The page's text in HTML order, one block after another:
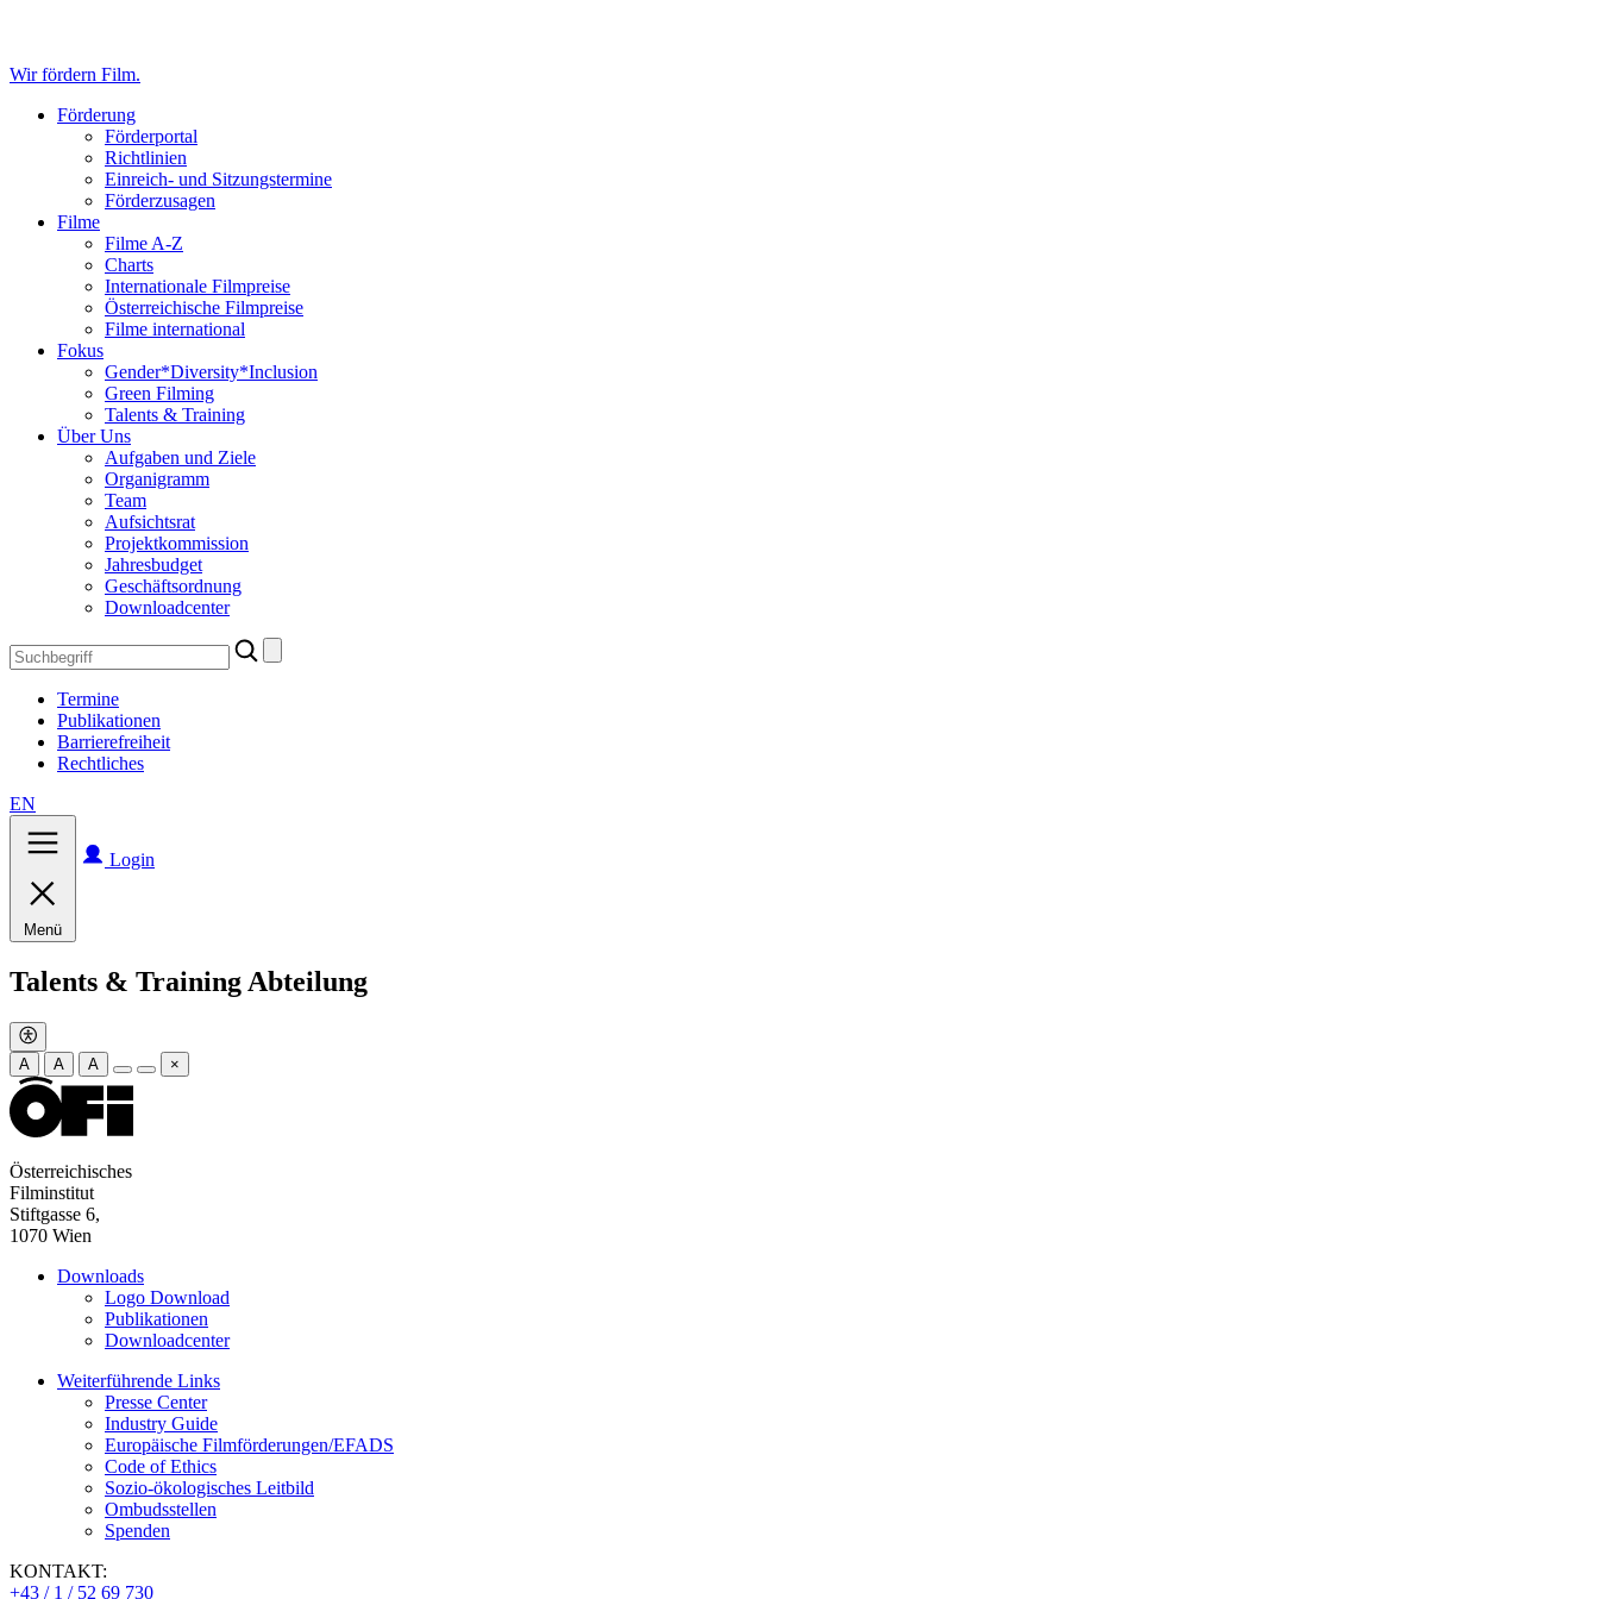
Wir fördern Film.
Förderung
Förderportal
Richtlinien
Einreich- und Sitzungstermine
Förderzusagen
Filme
Filme A-Z
Charts
Internationale Filmpreise
Österreichische Filmpreise
Filme international
Fokus
Gender*Diversity*Inclusion
Green Filming
Talents & Training
Über Uns
Aufgaben und Ziele
Organigramm
Team
Aufsichtsrat
Projektkommission
Jahresbudget
Geschäftsordnung
Downloadcenter
Search
for:
Termine
Publikationen
Barrierefreiheit
Rechtliches
EN
Menü
Login
Talents & Training Abteilung
A A A ×
Österreichisches
Filminstitut
Stiftgasse 6,
1070 Wien
Downloads
Logo Download
Publikationen
Downloadcenter
Weiterführende Links
Presse Center
Industry Guide
Europäische Filmförderungen/EFADS
Code of Ethics
Sozio-ökologisches Leitbild
Ombudsstellen
Spenden
KONTAKT:
+43 / 1 / 52 69 730